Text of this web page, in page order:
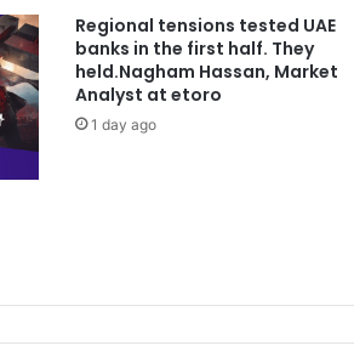
Regional tensions tested UAE
banks in the first half. They
held.Nagham Hassan, Market
Analyst at etoro
1 day ago